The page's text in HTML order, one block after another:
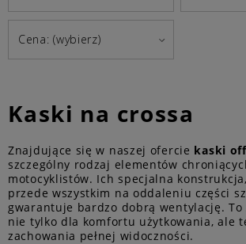
Cena: (wybierz)
Kaski na crossa
Znajdujące się w naszej ofercie kaski
szczególny rodzaj elementów
motocyklistów. Ich specjalna
przede wszystkim na oddaleniu części
gwarantuje bardzo dobrą wentylację. To
nie tylko dla komfortu użytkowania, ale
zachowania pełnej widoczności.